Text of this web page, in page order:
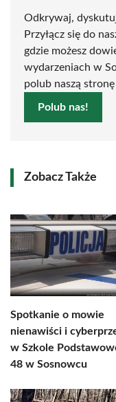
Odkrywaj,
Przyłącz się do
gdzie możesz
wydarzeniach w
polub naszą
Polub nas!
Zobacz Także
Spotkanie o mowie
nienawiści i
w Szkole
48 w Sosnowcu